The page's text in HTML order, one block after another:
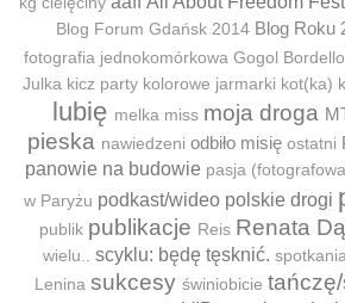
Blog Forum Gdańsk 2014 Blog Roku
fotografia jednokomórkowa Gogol Bordello
Julka kicz party kolorowe jarmarki kot(ka)
lubię melka miss moja droga
pieska nawiedzeni odbiło misię ostatni
panowie na budowie pasja
w Paryżu podkast/wideo polskie drogi
publik publikacje Reis Renata
wielu.. scyklu: będę tęsknić.
Lenina sukcesy świniobicie